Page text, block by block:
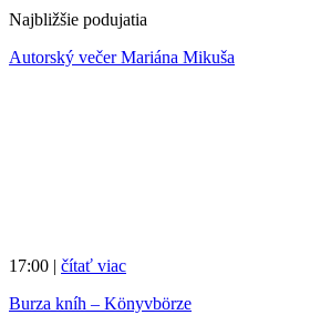
Najbližšie podujatia
Autorský večer Mariána Mikuša
17:00 | čítať viac
Burza kníh – Könyvbörze